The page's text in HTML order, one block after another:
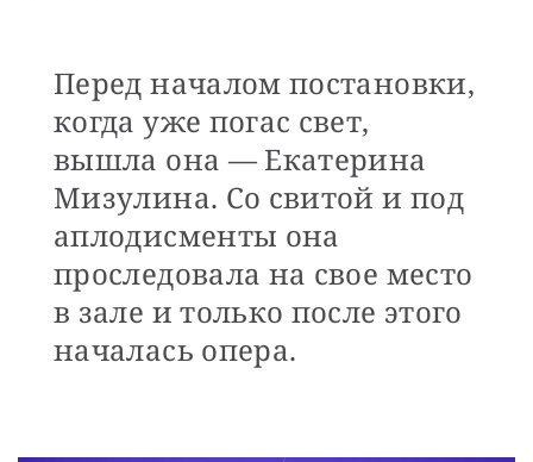
Перед началом постановки,
когда уже погас свет,
вышла она — Екатерина
Мизулина. Со свитой и под
аплодисменты она
проследовала на свое место
в зале и только после этого
началась опера.